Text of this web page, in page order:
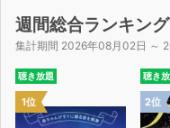
週間総合ランキング
集計期間 2026年08月02日 ～
聴き放題
1位
聴き
2位